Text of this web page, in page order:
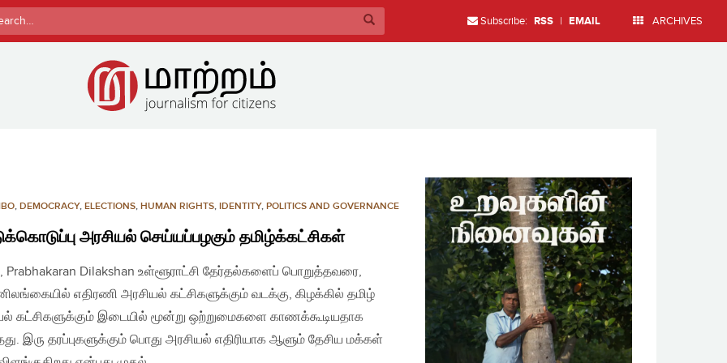
Subscribe: RSS | EMAIL ARCHIVES
, DEMOCRACY, ELECTIONS, HUMAN RIGHTS, IDENTITY, POLITICS AND GOVERNANCE
அரசியல் செய்யப்பழகும் தமிழ்க்கட்சிகள்
Prabhakaran Dilakshan உள்ளூராட்சி தேர்தல்களைப் பொறுத்தவரை,
எதிரணி அரசியல் கட்சிகளுக்கும் வடக்கு, கிழக்கில் தமிழ்
கட்சிகளுக்கும் இடையில் மூன்று ஒற்றுமைகளை காணக்கூடியதாக
இரு தரப்புகளுக்கும் பொது அரசியல் எதிரியாக ஆளும் தேசிய மக்கள்